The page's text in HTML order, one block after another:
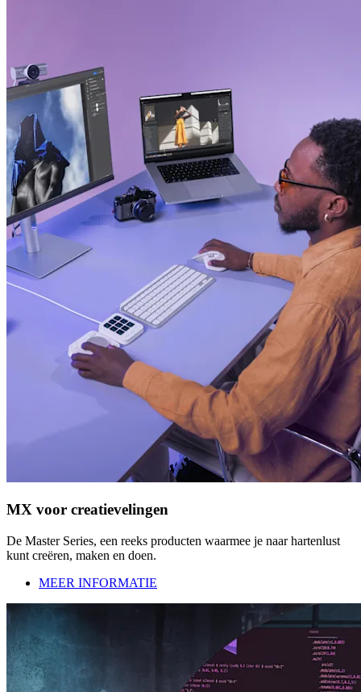
MX voor creatievelingen
De Master Series, een reeks producten waarmee je naar hartenlust
kunt creëren, maken en doen.
MEER INFORMATIE